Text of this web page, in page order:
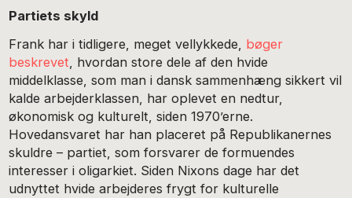
Partiets skyld
Frank har i tidligere, meget vellykkede, bøger
beskrevet, hvordan store dele af den hvide
middelklasse, som man i dansk sammenhæng sikkert vil
kalde arbejderklassen, har oplevet en nedtur,
økonomisk og kulturelt, siden 1970’erne.
Hovedansvaret har han placeret på Republikanernes
skuldre – partiet, som forsvarer de formuendes
interesser i oligarkiet. Siden Nixons dage har det
udnyttet hvide arbejderes frygt for kulturelle